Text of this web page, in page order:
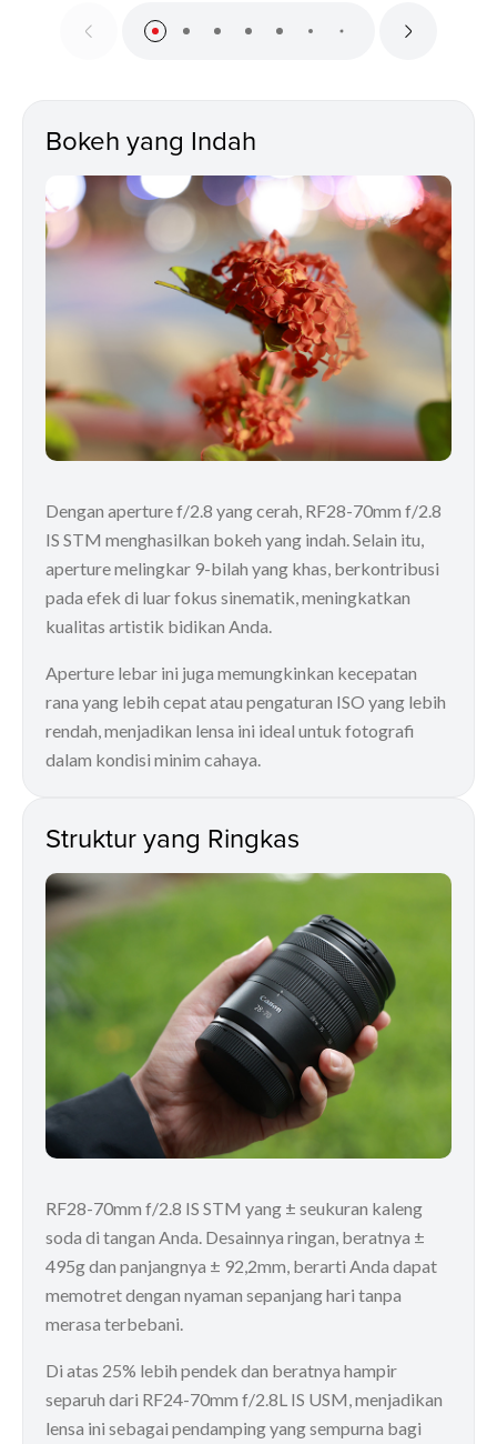
Bokeh yang Indah
Dengan aperture f/2.8 yang cerah, RF28-70mm f/2.8
IS STM menghasilkan bokeh yang indah. Selain itu,
aperture melingkar 9-bilah yang khas, berkontribusi
pada efek di luar fokus sinematik, meningkatkan
kualitas artistik bidikan Anda.
Aperture lebar ini juga memungkinkan kecepatan
rana yang lebih cepat atau pengaturan ISO yang lebih
rendah, menjadikan lensa ini ideal untuk fotografi
dalam kondisi minim cahaya.
Struktur yang Ringkas
RF28-70mm f/2.8 IS STM yang ± seukuran kaleng
soda di tangan Anda. Desainnya ringan, beratnya ±
495g dan panjangnya ± 92,2mm, berarti Anda dapat
memotret dengan nyaman sepanjang hari tanpa
merasa terbebani.
Di atas 25% lebih pendek dan beratnya hampir
separuh dari RF24-70mm f/2.8L IS USM, menjadikan
lensa ini sebagai pendamping yang sempurna bagi